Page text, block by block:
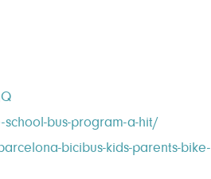
bus-program-a-hit/
bicibus-kids-parents-bike-